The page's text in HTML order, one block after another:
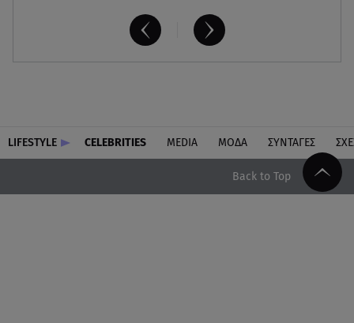
LIFESTYLE CELEBRITIES MEDIA ΜΟΔΑ ΣΥΝΤΑΓΕΣ
Back to Top